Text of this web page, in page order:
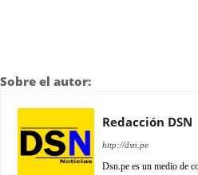
Sobre el autor:
Redacción DSN
http://dsn.pe
Dsn.pe es un medio de